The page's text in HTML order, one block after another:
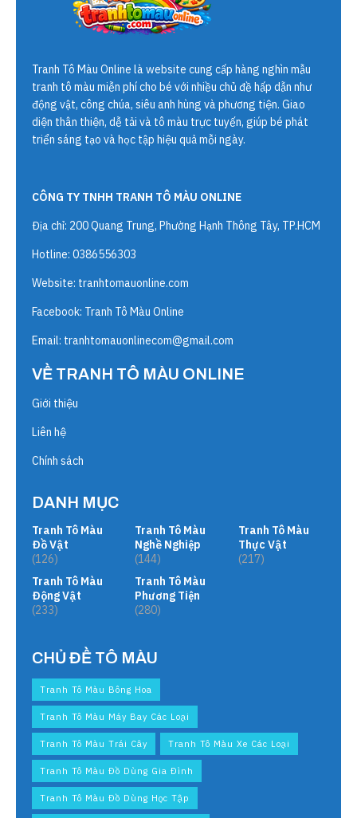
Tranh Tô Màu Online là website cung cấp hàng nghìn mẫu
tranh tô màu miễn phí cho bé với nhiều chủ đề hấp dẫn như
động vật, công chúa, siêu anh hùng và phương tiện. Giao
diện thân thiện, dễ tải và tô màu trực tuyến, giúp bé phát
triển sáng tạo và học tập hiệu quả mỗi ngày.
CÔNG TY TNHH TRANH TÔ MÀU ONLINE
Địa chỉ: 200 Quang Trung, Phường Hạnh Thông Tây, TP.HCM
Hotline: 0386556303
Website: tranhtomauonline.com
Facebook: Tranh Tô Màu Online
Email: tranhtomauonlinecom@gmail.com
VỀ TRANH TÔ MÀU ONLINE
Giới thiệu
Liên hệ
Chính sách
DANH MỤC
Tranh Tô Màu
Đồ Vật
(126)
Tranh Tô Màu
Động Vật
(233)
Tranh Tô Màu
Nghề Nghiệp
(144)
Tranh Tô Màu
Phương Tiện
(280)
Tranh Tô Màu
Thực Vật
(217)
CHỦ ĐỀ TÔ MÀU
Tranh Tô Màu Bông Hoa
Tranh Tô Màu Máy Bay Các Loại
Tranh Tô Màu Trái Cây Tranh Tô Màu Xe Các Loại
Tranh Tô Màu Đồ Dùng Gia Đình
Tranh Tô Màu Đồ Dùng Học Tập